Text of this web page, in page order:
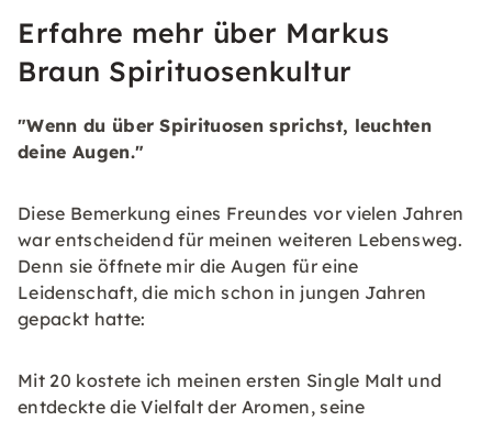
Erfahre mehr über Markus
Braun Spirituosenkultur
"Wenn du über Spirituosen sprichst, leuchten
deine Augen."
Diese Bemerkung eines Freundes vor vielen Jahren
war entscheidend für meinen weiteren Lebensweg.
Denn sie öffnete mir die Augen für eine
Leidenschaft, die mich schon in jungen Jahren
gepackt hatte:
Mit 20 kostete ich meinen ersten Single Malt und
entdeckte die Vielfalt der Aromen, seine